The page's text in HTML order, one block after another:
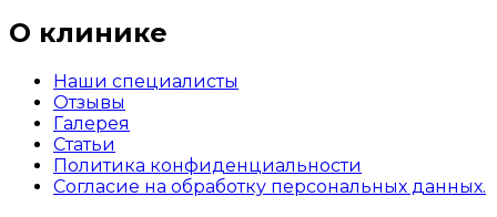
О клинике
Наши специалисты
Отзывы
Галерея
Статьи
Политика конфиденциальности
Согласие на обработку персональных данных.